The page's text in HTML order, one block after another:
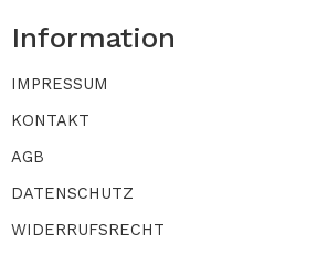
Information
IMPRESSUM
KONTAKT
AGB
DATENSCHUTZ
WIDERRUFSRECHT